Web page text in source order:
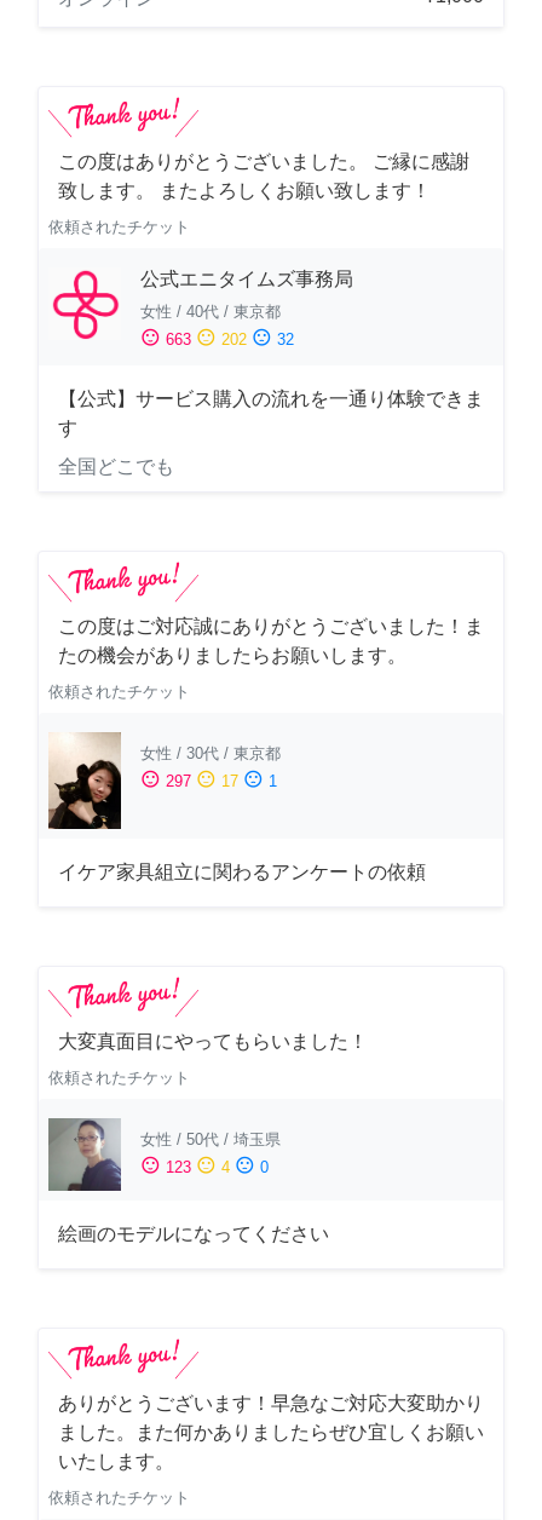
この度はありがとうございました。 ご縁に感謝
致します。 またよろしくお願い致します！
依頼されたチケット
公式エニタイムズ事務局
女性 / 40代 / 東京都
sentiment_satisfied 663 sentiment_neutral 202 sentiment_dissatisfied 32
【公式】サービス購入の流れを一通り体験できま
す
全国どこでも
この度はご対応誠にありがとうございました！ま
たの機会がありましたらお願いします。
依頼されたチケット
女性 / 30代 / 東京都
sentiment_satisfied 297 sentiment_neutral 17 sentiment_dissatisfied 1
イケア家具組立に関わるアンケートの依頼
大変真面目にやってもらいました！
依頼されたチケット
女性 / 50代 / 埼玉県
sentiment_satisfied 123 sentiment_neutral 4 sentiment_dissatisfied 0
絵画のモデルになってください
ありがとうございます！早急なご対応大変助かり
ました。また何かありましたらぜひ宜しくお願い
いたします。
依頼されたチケット